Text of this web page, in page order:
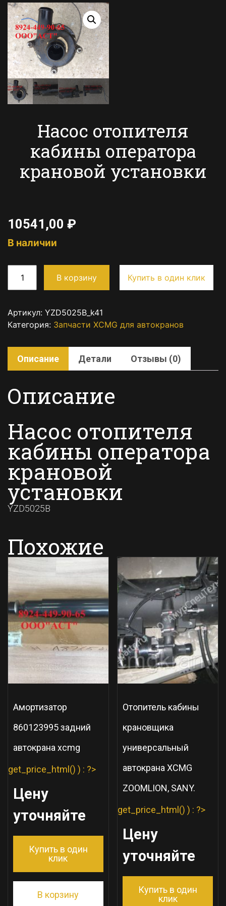
Насос отопителя
кабины оператора
крановой установки
10541,00 ₽
В наличии
В корзину Купить в один клик
Артикул: YZD5025B_k41
Категория: Запчасти XCMG для автокранов
Описание Детали Отзывы (0)
Описание
Насос отопителя
кабины оператора
крановой
установки
YZD5025B
Похожие
Амортизатор
860123995 задний
автокрана xcmg
get_price_html() ) : ?>
Цену
уточняйте
Купить в один
клик
В корзину
Отопитель кабины
крановщика
универсальный
автокрана XCMG
ZOOMLION, SANY.
get_price_html() ) : ?>
Цену
уточняйте
Купить в один
клик